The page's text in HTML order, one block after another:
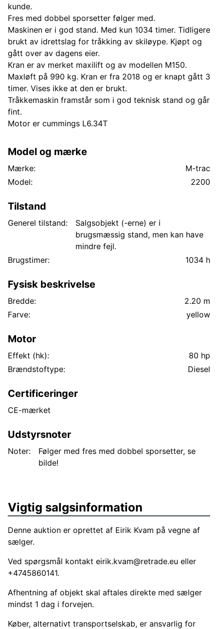
kunde.
Fres med dobbel sporsetter følger med.
Maskinen er i god stand. Med kun 1034 timer. Tidligere
brukt av idrettslag for tråkking av skiløype. Kjøpt og
gått over av dagens eier.
Kran er av merket maxilift og av modellen M150.
Maxløft på 990 kg. Kran er fra 2018 og er knapt gått 3
timer. Vises ikke at den er brukt.
Tråkkemaskin framstår som i god teknisk stand og går
fint.
Motor er cummings L6.34T
Model og mærke
Mærke:
M-trac
Model:
2200
Tilstand
Generel tilstand:
Salgsobjekt (-erne) er i
brugsmæssig stand, men kan have
mindre fejl.
Brugstimer:
1034 h
Fysisk beskrivelse
Bredde:
2.20 m
Farve:
yellow
Motor
Effekt (hk):
80 hp
Brændstoftype:
Diesel
Certificeringer
CE-mærket
Udstyrsnoter
Noter:
Følger med fres med dobbel sporsetter, se
bilde!
Vigtig salgsinformation
Denne auktion er oprettet af Eirik Kvam på vegne af
sælger.
Ved spørgsmål kontakt eirik.kvam@retrade.eu eller
+4745860141.
Afhentning af objekt skal aftales direkte med sælger
mindst 1 dag i forvejen.
Køber, alternativt transportselskab, er ansvarlig for